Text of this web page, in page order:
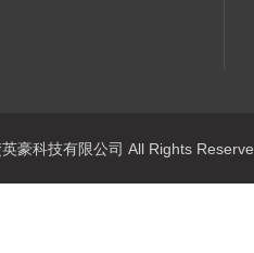
英豪科技有限公司 All Rights